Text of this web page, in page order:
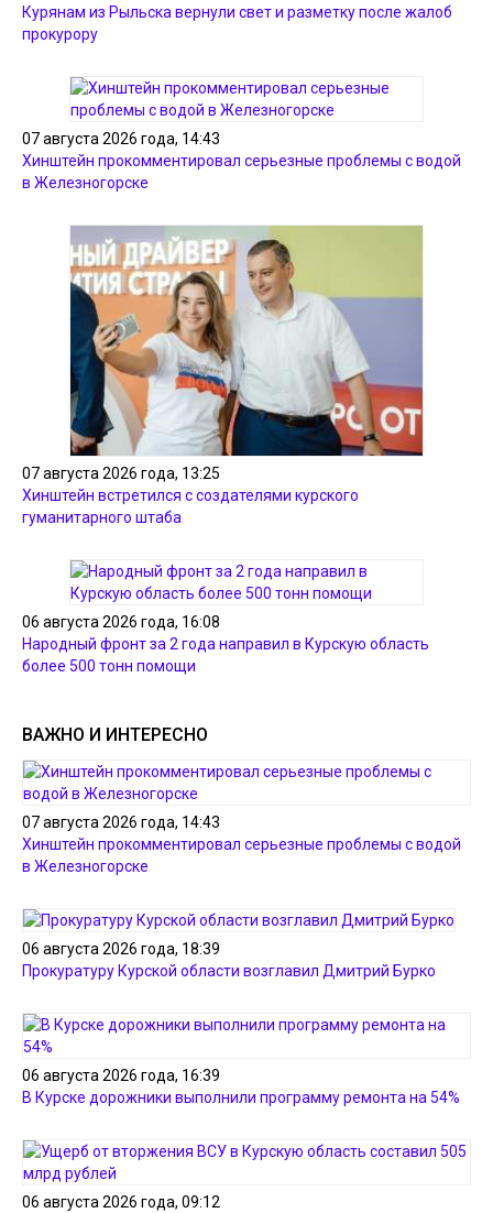
Курянам из Рыльска вернули свет и разметку после жалоб
прокурору
07 августа 2026 года, 14:43
Хинштейн прокомментировал серьезные проблемы с водой
в Железногорске
07 августа 2026 года, 13:25
Хинштейн встретился с создателями курского
гуманитарного штаба
06 августа 2026 года, 16:08
Народный фронт за 2 года направил в Курскую область
более 500 тонн помощи
ВАЖНО И ИНТЕРЕСНО
07 августа 2026 года, 14:43
Хинштейн прокомментировал серьезные проблемы с водой
в Железногорске
06 августа 2026 года, 18:39
Прокуратуру Курской области возглавил Дмитрий Бурко
06 августа 2026 года, 16:39
В Курске дорожники выполнили программу ремонта на 54%
06 августа 2026 года, 09:12